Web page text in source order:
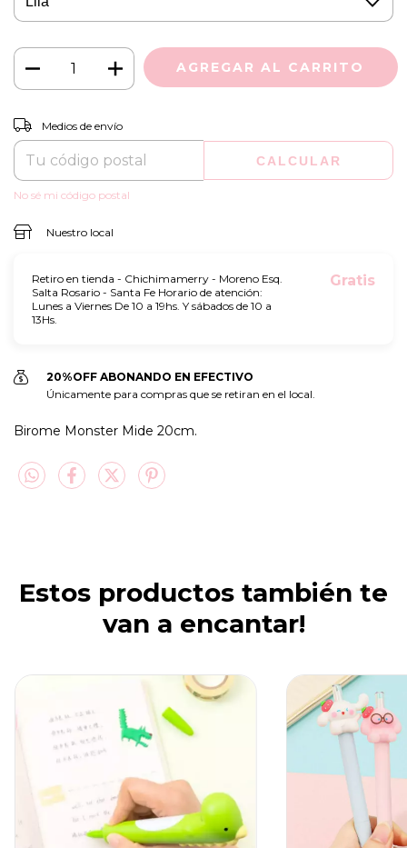
Entregas para el CP:
Medios de envío
CALCULAR
No sé mi código postal
Nuestro local
Retiro en tienda - Chichimamerry - Moreno Esq.
Salta Rosario - Santa Fe Horario de atención:
Lunes a Viernes De 10 a 19hs. Y sábados de 10 a
13Hs.
Gratis
20%OFF ABONANDO EN EFECTIVO
Únicamente para compras que se retiran en el local.
Birome Monster Mide 20cm.
Estos productos también te
van a encantar!